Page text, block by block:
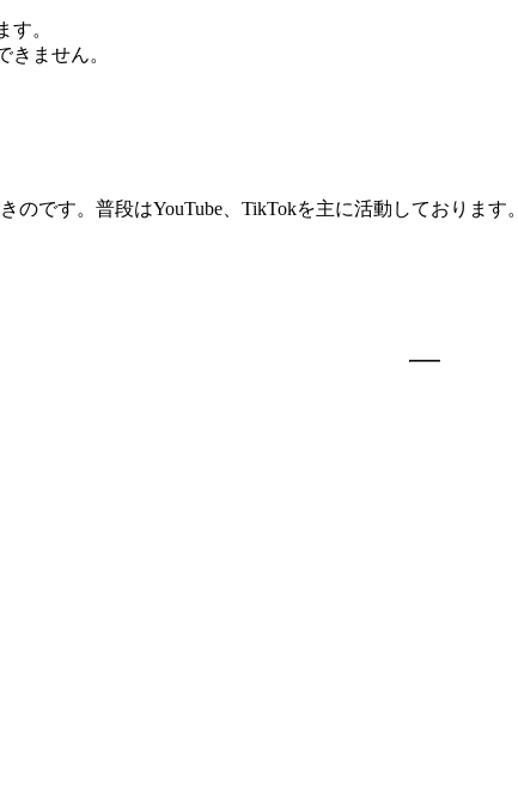
。
ません。
のです。普段はYouTube、TikTokを主に活動しております。